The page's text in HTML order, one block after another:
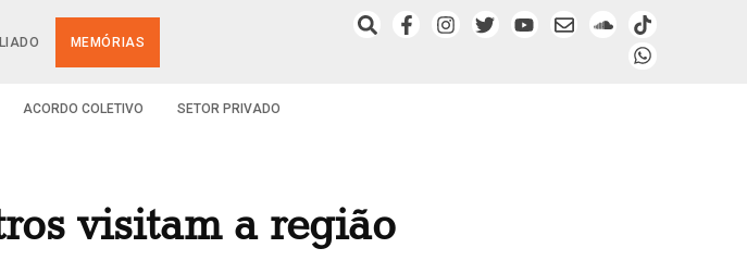
MEMÓRIAS
ACORDO COLETIVO SETOR PRIVADO
visitam a região